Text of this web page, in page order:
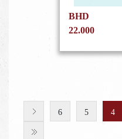
BHD
22.000
4
5
6